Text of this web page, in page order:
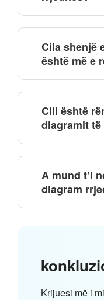
Cila shenjë
është më e
Cili është
diagramit
A mund t’i
diagram
Krijuesi më i